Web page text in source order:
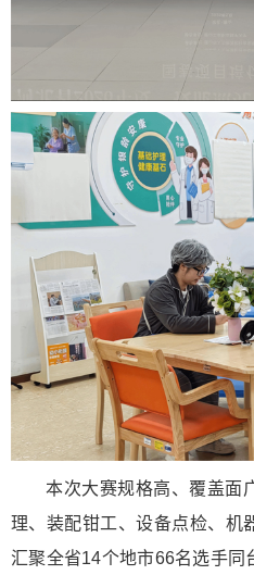
本次大赛规格高、覆盖面
理、装配钳工、设备点检、机
汇聚全省14个地市66名选手